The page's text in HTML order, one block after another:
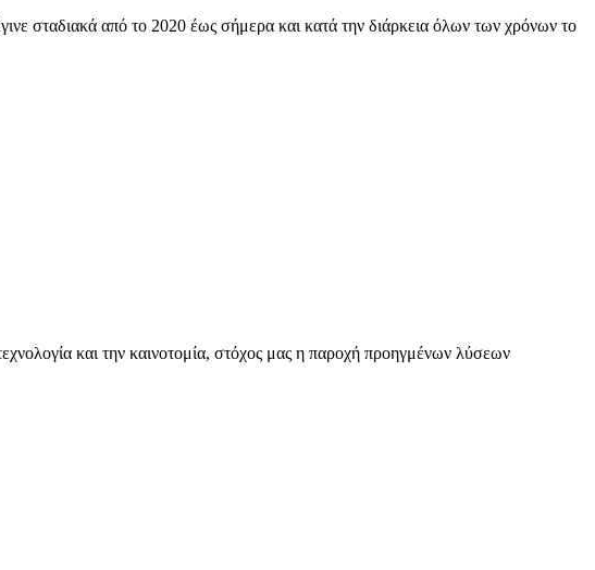
σταδιακά από το 2020 έως σήμερα και κατά την διάρκεια όλων των χρόνων το
και την καινοτομία, στόχος μας η παροχή προηγμένων λύσεων